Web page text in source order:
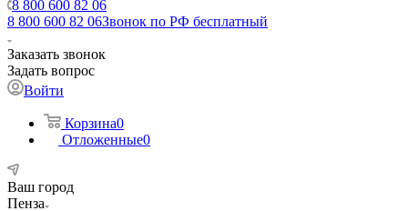
8 800 600 82 06
8 800 600 82 06Звонок по РФ бесплатный
Заказать звонок
Задать вопрос
Войти
Корзина0
Отложенные0
Ваш город
Пенза